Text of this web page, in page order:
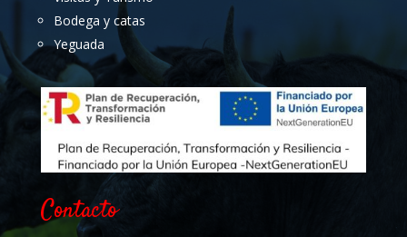
Bodega y catas
Yeguada
Contacto